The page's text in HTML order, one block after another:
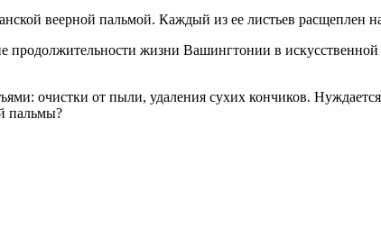
веерной пальмой. Каждый из ее листьев расщеплен
продолжительности жизни Вашингтонии в
очистки от пыли, удаления сухих кончиков.
пальмы?